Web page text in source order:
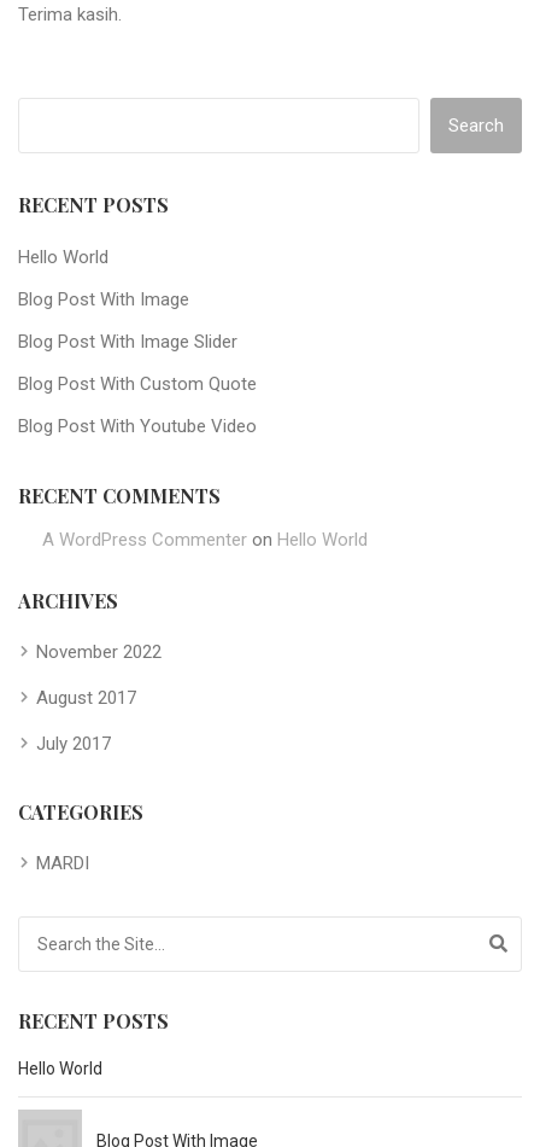
Terima kasih.
Search
RECENT POSTS
Hello World
Blog Post With Image
Blog Post With Image Slider
Blog Post With Custom Quote
Blog Post With Youtube Video
RECENT COMMENTS
A WordPress Commenter on Hello World
ARCHIVES
November 2022
August 2017
July 2017
CATEGORIES
MARDI
RECENT POSTS
Hello World
Blog Post With Image